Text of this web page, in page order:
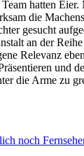
hatten
die
gesucht
an der
Relevanz
und
die Arme zu